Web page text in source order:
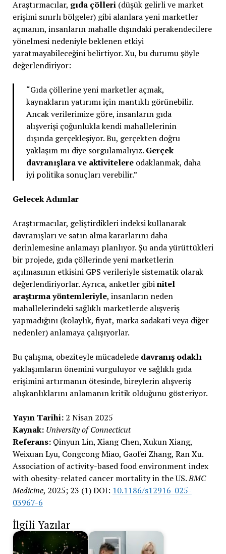
Araştırmacılar, gıda çölleri(düşük gelirli ve market
erişimi sınırlı bölgeler) gibi alanlara yeni marketler
açmanın, insanların mahalle dışındaki perakendecilere
yönelmesi nedeniyle beklenen etkiyi
yaratmayabileceğini belirtiyor. Xu, bu durumu şöyle
değerlendiriyor:
“Gıda çöllerine yeni marketler açmak,
kaynakların yatırımı için mantıklı görünebilir.
Ancak verilerimize göre, insanların gıda
alışverişi çoğunlukla kendi mahallelerinin
dışında gerçekleşiyor. Bu, gerçekten doğru
yaklaşım mı diye sorgulamalıyız. Gerçek
davranışlara ve aktivitelereodaklanmak, daha
iyi politika sonuçları verebilir.”
Gelecek Adımlar
Araştırmacılar, geliştirdikleri indeksi kullanarak
davranışları ve satın alma kararlarını daha
derinlemesine anlamayı planlıyor. Şu anda yürüttükleri
bir projede, gıda çöllerinde yeni marketlerin
açılmasının etkisini GPS verileriyle sistematik olarak
değerlendiriyorlar. Ayrıca, anketler gibinitel
araştırma yöntemleriyle, insanların neden
mahallelerindeki sağlıklı marketlerde alışveriş
yapmadığını (kolaylık, fiyat, marka sadakati veya diğer
nedenler) anlamaya çalışıyorlar.
Bu çalışma, obeziteyle mücadelede davranış odaklı
yaklaşımların önemini vurguluyor ve sağlıklı gıda
erişimini artırmanın ötesinde, bireylerin alışveriş
alışkanlıklarını anlamanın kritik olduğunu gösteriyor.
Yayın Tarihi:2 Nisan 2025
Kaynak: University of Connecticut
Referans:Qinyun Lin, Xiang Chen, Xukun Xiang,
Weixuan Lyu, Congcong Miao, Gaofei Zhang, Ran Xu.
Association of activity-based food environment index
with obesity-related cancer mortality in the US.BMC
Medicine, 2025; 23 (1) DOI: 10.1186/s12916-025-
03967-6
İlgili Yazılar